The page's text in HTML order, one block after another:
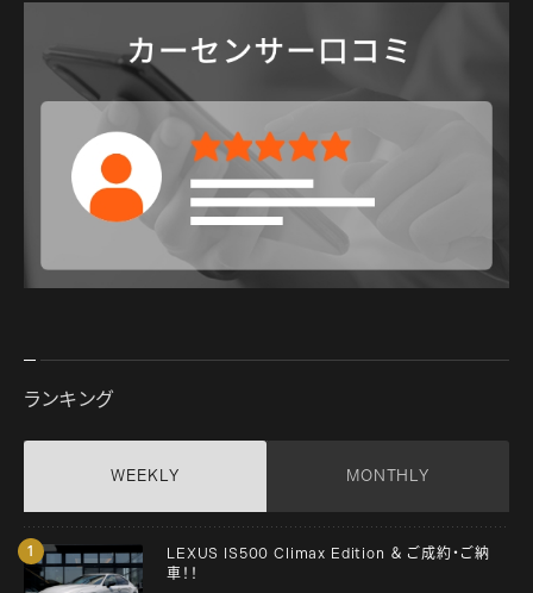
ランキング
WEEKLY MONTHLY
LEXUS IS500 Climax Edition ＆ ご成約・ご納
車！！